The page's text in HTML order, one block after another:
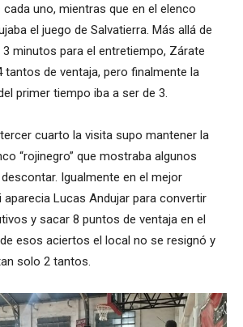
uno, mientras que en el elenco
el juego de Salvatierra. Más allá de
minutos para el entretiempo, Zárate
tantos de ventaja, pero finalmente la
primer tiempo iba a ser de 3.
cuarto la visita supo mantener la
“rojinegro” que mostraba algunos
Igualmente en el mejor
Lucas Andujar para convertir
y sacar 8 puntos de ventaja en el
esos aciertos el local no se resignó y
solo 2 tantos.